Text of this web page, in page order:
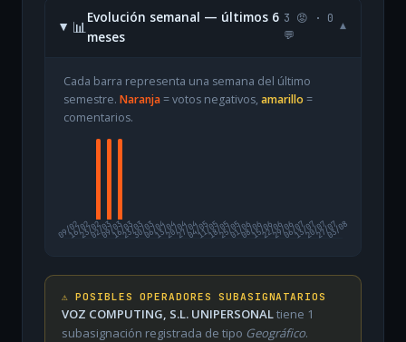
📊
Evolución semanal — últimos 6
meses
3 😡 · 0
💬
▾
Cada barra representa una semana del último
semestre. Naranja= votos negativos, amarillo =
comentarios.
09/02
16/0223/0202/0309/0316/0323/0330/0306/0413/0420/0427/0404/0511/0518/0525/0501/0608/0615/0622/0629/0606/0713/0720/0727/07
03/08
⚠️ POSIBLES OPERADORES SUBASIGNATARIOS
VOZ COMPUTING, S.L. UNIPERSONALtiene 1
subasignación registrada de tipo Geográfico.